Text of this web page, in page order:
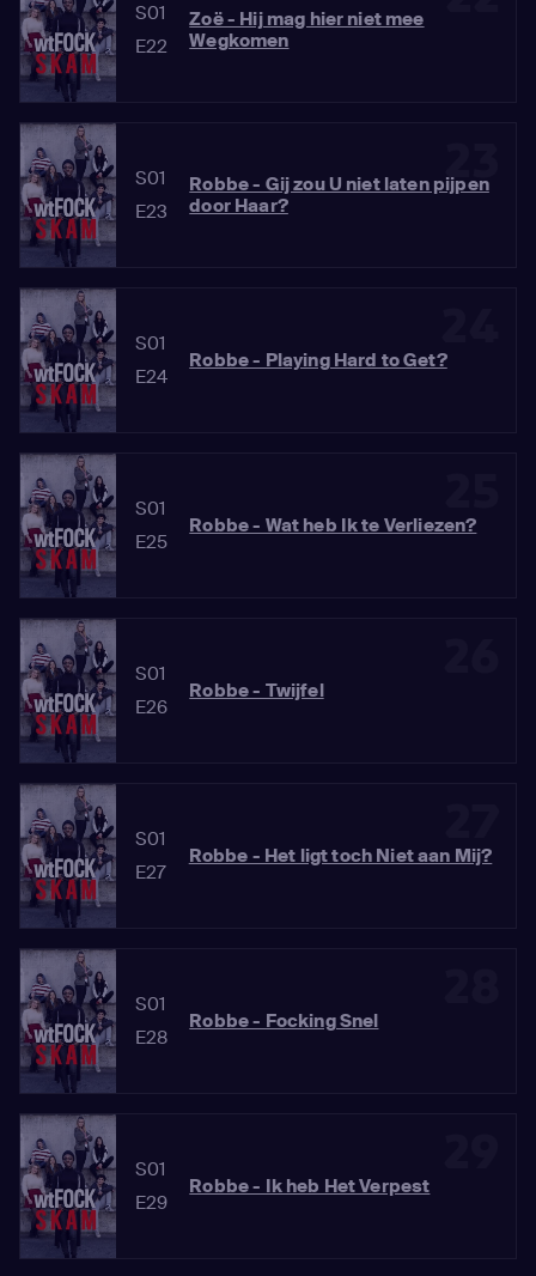
S01
E22
Zoë - Hij mag hier niet mee
Wegkomen
23
S01
E23
Robbe - Gij zou U niet laten pijpen
door Haar?
S01
E24
Robbe - Playing Hard to Get?
S01
E25
Robbe - Wat heb Ik te Verliezen?
S01
E26
Robbe - Twijfel
S01
E27
Robbe - Het ligt toch Niet aan Mij?
S01
E28
Robbe - Focking Snel
S01
E29
Robbe - Ik heb Het Verpest